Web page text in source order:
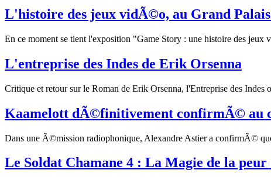
L'histoire des jeux vidÃ©o, au Grand
En ce moment se tient l'exposition "Game Story : une histoire des
L'entreprise des Indes de Erik Orsenna
Critique et retour sur le Roman de Erik Orsenna, l'Entreprise des
Kaamelott dÃ©finitivement confirmÃ© au
Dans une Ã©mission radiophonique, Alexandre Astier a confirmÃ©
Le Soldat Chamane 4 : La Magie de la peur